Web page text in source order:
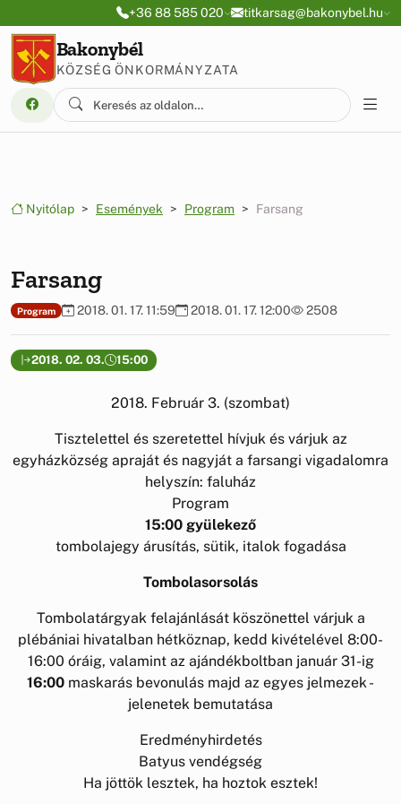
Ugrás a menüre
Ugrás a tartalomra+36 88 585 020 titkarsag@bakonybel.hu
Bakonybél
KÖZSÉG ÖNKORMÁNYZATA
Nyitólap Események Program Farsang
Farsang
Program 2018. 01. 17. 11:59 2018. 01. 17. 12:00 2508
2018. 02. 03. 15:00
2018. Február 3. (szombat)
Tisztelettel és szeretettel hívjuk és várjuk az
egyházközség apraját és nagyját a farsangi vigadalomra
helyszín: faluház
Program
15:00 gyülekező
tombolajegy árusítás, sütik, italok fogadása
Tombolasorsolás
Tombolatárgyak felajánlását köszönettel várjuk a
plébániai hivatalban hétköznap, kedd kivételével 8:00-
16:00 óráig, valamint az ajándékboltban január 31-ig
16:00 maskarás bevonulás majd az egyes jelmezek -
jelenetek bemutatása
Eredményhirdetés
Batyus vendégség
Ha jöttök lesztek, ha hoztok esztek!